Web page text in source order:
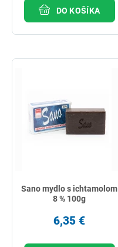
DO KOŠÍKA
Sano mydlo s ichtamolom
8 % 100g
6,35 €